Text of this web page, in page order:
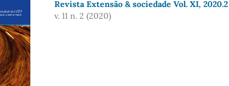
Revista Extensão & sociedade Vol. XI, 2020.2
v. 11 n. 2 (2020)